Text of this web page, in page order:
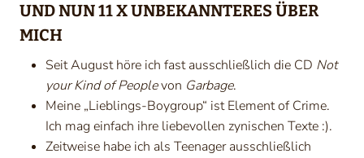
UND NUN 11 X UNBEKANNTERES ÜBER
MICH
Seit August höre ich fast ausschließlich die CD Not
your Kind of Peoplevon Garbage.
Meine „Lieblings-Boygroup“ ist Element of Crime.
Ich mag einfach ihre liebevollen zynischen Texte :).
Zeitweise habe ich als Teenager ausschließlich